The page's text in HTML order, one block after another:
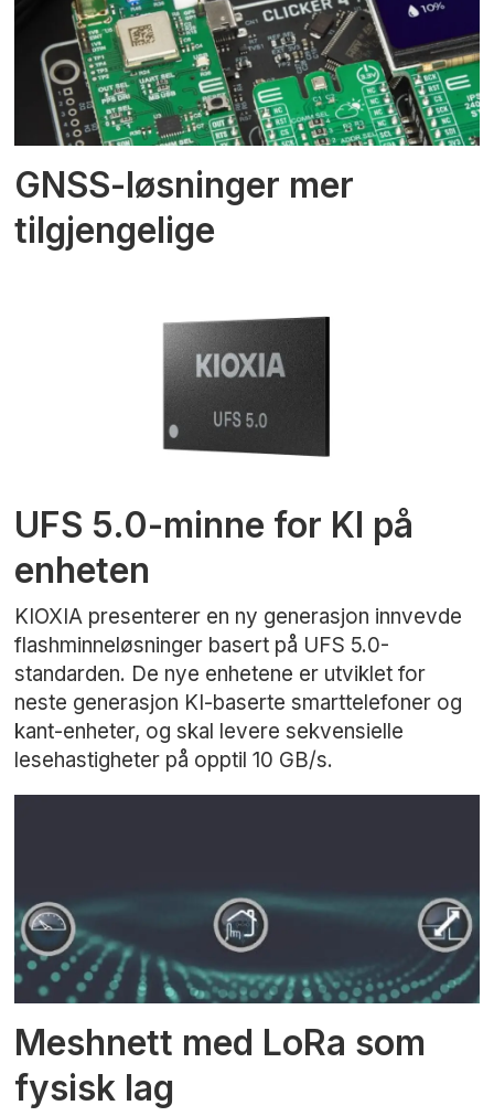
GNSS-løsninger mer
tilgjengelige
UFS 5.0-minne for KI på
enheten
KIOXIA presenterer en ny generasjon innvevde
flashminneløsninger basert på UFS 5.0-
standarden. De nye enhetene er utviklet for
neste generasjon KI-baserte smarttelefoner og
kant-enheter, og skal levere sekvensielle
lesehastigheter på opptil 10 GB/s.
Meshnett med LoRa som
fysisk lag